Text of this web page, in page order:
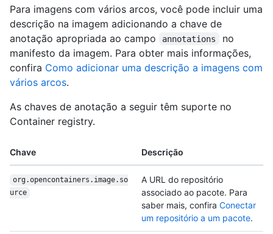
Para imagens com vários arcos, você pode incluir uma
descrição na imagem adicionando a chave de
anotação apropriada ao campo
annotations
no
manifesto da imagem. Para obter mais informações,
confira Como adicionar uma descrição a imagens com
vários arcos.
As chaves de anotação a seguir têm suporte no
Container registry.
Chave Descrição
org.opencontainers.image.so
urce
A URL do repositório
associado ao pacote. Para
saber mais, confira Conectar
um repositório a um pacote.